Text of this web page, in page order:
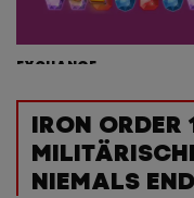
EXCHANGE
IRON ORDER
NIEMALS